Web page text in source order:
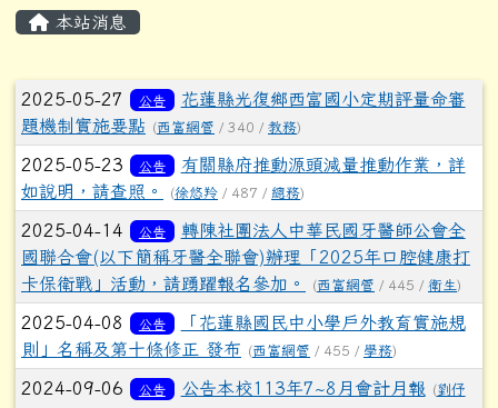
本站消息
文章列表
2025-05-27 公告
花蓮縣光復鄉西富國小定期評量命審
題機制實施要點
(西富網管 / 340 / 教務)
2025-05-23 公告
有關縣府推動源頭減量推動作業，詳
如說明，請查照。
(徐悠羚 / 487 / 總務)
2025-04-14 公告
轉陳社團法人中華民國牙醫師公會全
國聯合會(以下簡稱牙醫全聯會)辦理「2025年口腔健康打
卡保衛戰」活動，請踴躍報名參加。
(西富網管 / 445 / 衛生)
2025-04-08 公告
「花蓮縣國民中小學戶外教育實施規
則」名稱及第十條修正 發布
(西富網管 / 455 / 學務)
2024-09-06 公告 公告本校113年7~8月會計月報 (劉伃